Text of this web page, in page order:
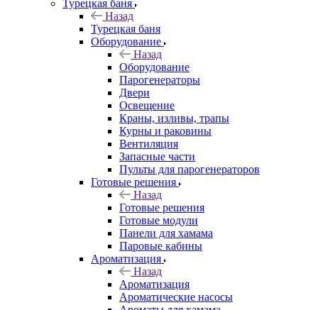
Турецкая баня
Назад
Турецкая баня
Оборудование
Назад
Оборудование
Парогенераторы
Двери
Освещение
Краны, изливы, трапы
Курны и раковины
Вентиляция
Запасные части
Пульты для парогенераторов
Готовые решения
Назад
Готовые решения
Готовые модули
Панели для хамама
Паровые кабины
Ароматизация
Назад
Ароматизация
Ароматические насосы